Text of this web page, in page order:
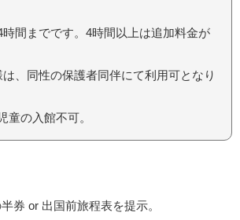
時間までです。4時間以上は追加料金が
、同性の保護者同伴にて利用可となり
童の入館不可。
券 or 出国前旅程表を提示。